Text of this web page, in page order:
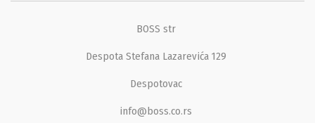
BOSS str
Despota Stefana Lazarevića 129
Despotovac
info@boss.co.rs